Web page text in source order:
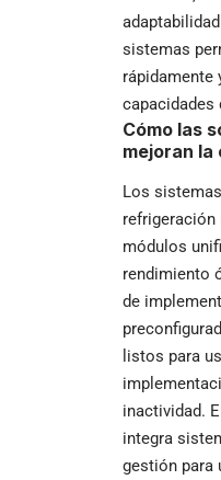
sistemas
rápidamente
capacidades
Cómo las
mejoran la
Los
refrigeración
módulos
rendimiento
de
listos para
inactividad.
integra
gestión para